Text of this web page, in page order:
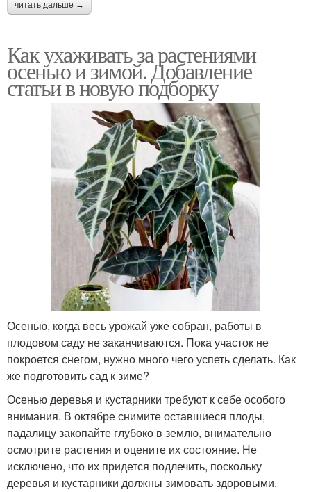
читать дальше →
Как ухаживать за растениями
осенью и зимой. Добавление
статьи в новую подборку
Осенью, когда весь урожай уже собран, работы в
плодовом саду не заканчиваются. Пока участок не
покроется снегом, нужно много чего успеть сделать. Как
же подготовить сад к зиме?
Осенью деревья и кустарники требуют к себе особого
внимания. В октябре снимите оставшиеся плоды,
падалицу закопайте глубоко в землю, внимательно
осмотрите растения и оцените их состояние. Не
исключено, что их придется подлечить, поскольку
деревья и кустарники должны зимовать здоровыми.